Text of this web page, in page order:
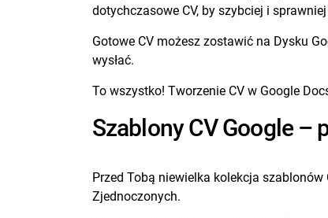
dotychczasowe CV, by szybciej i
Gotowe CV możesz zostawić na Dysku
wysłać.
To wszystko! Tworzenie CV w Google
Szablony CV Google –
Przed Tobą niewielka kolekcja
Zjednoczonych.